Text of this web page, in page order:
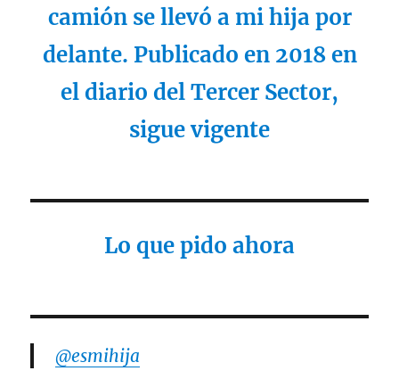
camión se llevó a mi hija por
delante. Publicado en 2018 en
el diario del Tercer Sector,
sigue vigente
Lo que pido ahora
@esmihija